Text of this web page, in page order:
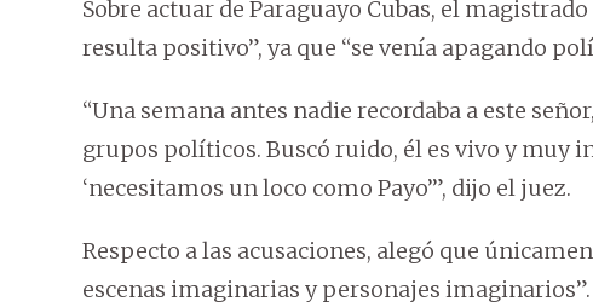
Sobre actuar de Paraguayo Cubas, el
resulta positivo”, ya que “se venía apagando
“Una semana antes nadie recordaba a este
grupos políticos. Buscó ruido, él es vivo y muy
‘necesitamos un loco como Payo’”, dijo el juez.
Respecto a las acusaciones, alegó que
escenas imaginarias y personajes imaginarios”.